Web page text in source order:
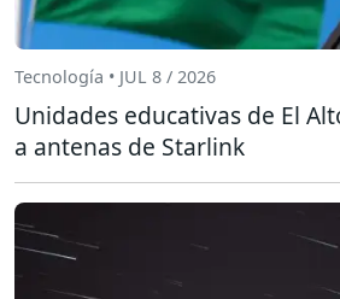
Tecnología • JUL 8 / 2026
Unidades educativas de El
a antenas de Starlink